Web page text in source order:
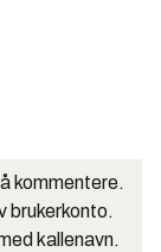
kommentere.
brukerkonto.
kallenavn.